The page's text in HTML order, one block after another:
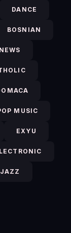
DANCE
BOSNIAN
NEWS
MUSIC
EXYU
JAZZ